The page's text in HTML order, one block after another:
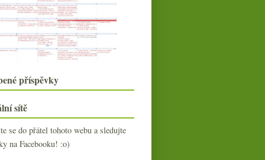
Čtyři odrůdy, čtyři roky potěšení
Paulus, Štift, Pohlreich – večer tří
šéfkuchařů v ...
Všechno je nějak urychleno
Výsledky ankety „Vy a bílé vs.
Ardbeg aneb úder kouřovým
beranidlem
myších oušek
Kam s ní…
Müller Thurgau ve třech podobách
Na pokraji smrti hladem, na pokraji
příspěvky
sítě
se do přátel tohoto webu a sledujte
na Facebooku! :o)